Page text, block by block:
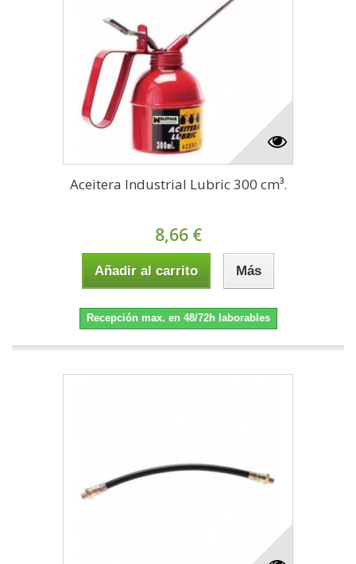
Aceitera Industrial Lubric 300 cm³.
8,66 €
Añadir al carrito Más
Recepción max. en 48/72h laborables